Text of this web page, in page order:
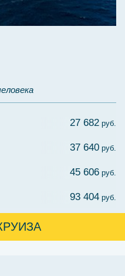
27 682 руб.
37 640 руб.
45 606 руб.
93 404 руб.